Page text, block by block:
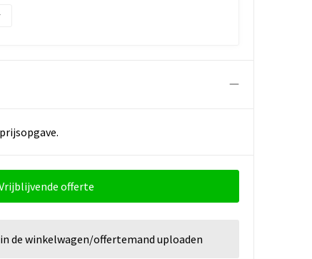
offerte
de winkelwagen/offertemand uploaden